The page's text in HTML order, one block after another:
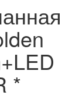
*